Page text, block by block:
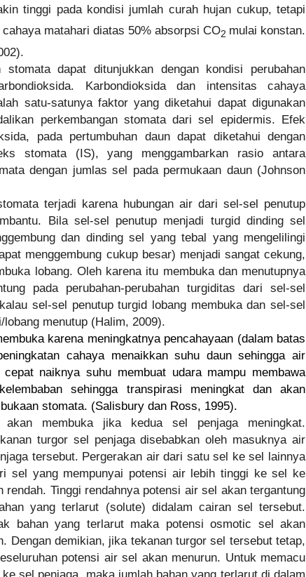
tinggi pada kondisi jumlah curah hujan cukup, tetapi
matahari diatas 50% absorpsi CO2 mulai konstan.
stomata dapat ditunjukkan dengan kondisi perubahan
Karbondioksida dan intensitas cahaya
satu-satunya faktor yang diketahui dapat digunakan
perkembangan stomata dari sel epidermis. Efek
pada pertumbuhan daun dapat diketahui dengan
stomata (IS), yang menggambarkan rasio antara
dengan jumlas sel pada permukaan daun (Johnson
terjadi karena hubungan air dari sel-sel penutup
Bila sel-sel penutup menjadi turgid dinding sel
dan dinding sel yang tebal yang mengelilingi
menggembung cukup besar) menjadi sangat cekung,
lobang. Oleh karena itu membuka dan menutupnya
pada perubahan-perubahan turgiditas dari sel-sel
sel-sel penutup turgid lobang membuka dan sel-sel
lobang menutup (Halim, 2009).
karena meningkatnya pencahayaan (dalam batas
cahaya menaikkan suhu daun sehingga air
cepat naiknya suhu membuat udara mampu membawa
sehingga transpirasi meningkat dan akan
stomata. (Salisbury dan Ross, 1995).
akan membuka jika kedua sel penjaga meningkat.
turgor sel penjaga disebabkan oleh masuknya air
tersebut. Pergerakan air dari satu sel ke sel lainnya
sel yang mempunyai potensi air lebih tinggi ke sel ke
rendah. Tinggi rendahnya potensi air sel akan tergantung
yang terlarut (solute) didalam cairan sel tersebut.
bahan yang terlarut maka potensi osmotic sel akan
Dengan demikian, jika tekanan turgor sel tersebut tetap,
potensi air sel akan menurun. Untuk memacu
sel penjaga, maka jumlah bahan yang terlarut di dalam